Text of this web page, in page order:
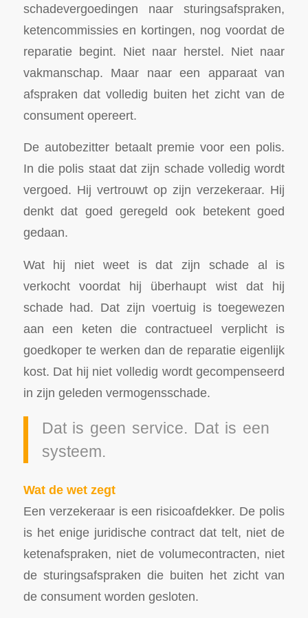
schadevergoedingen naar sturingsafspraken,
ketencommissies en kortingen, nog voordat de
reparatie begint. Niet naar herstel. Niet naar
vakmanschap. Maar naar een apparaat van
afspraken dat volledig buiten het zicht van de
consument opereert.
De autobezitter betaalt premie voor een polis.
In die polis staat dat zijn schade volledig wordt
vergoed. Hij vertrouwt op zijn verzekeraar. Hij
denkt dat goed geregeld ook betekent goed
gedaan.
Wat hij niet weet is dat zijn schade al is
verkocht voordat hij überhaupt wist dat hij
schade had. Dat zijn voertuig is toegewezen
aan een keten die contractueel verplicht is
goedkoper te werken dan de reparatie eigenlijk
kost. Dat hij niet volledig wordt gecompenseerd
in zijn geleden vermogensschade.
Dat is geen service. Dat is een
systeem.
Wat de wet zegt
Een verzekeraar is een risicoafdekker. De polis
is het enige juridische contract dat telt, niet de
ketenafspraken, niet de volumecontracten, niet
de sturingsafspraken die buiten het zicht van
de consument worden gesloten.